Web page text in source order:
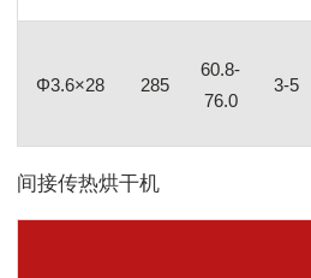
Φ3.6×28 285
60.8-
76.0
3-5
间接传热烘干机